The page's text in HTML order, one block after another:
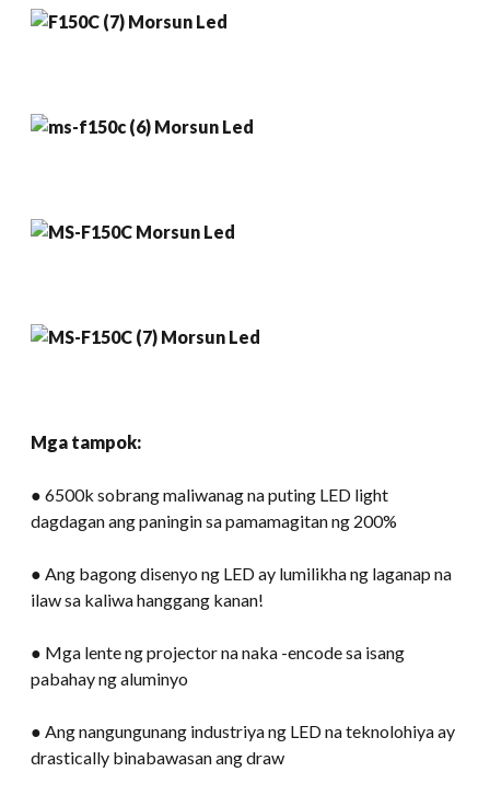
Mga tampok:
● 6500k sobrang maliwanag na puting LED light
dagdagan ang paningin sa pamamagitan ng 200%
● Ang bagong disenyo ng LED ay lumilikha ng laganap na
ilaw sa kaliwa hanggang kanan!
● Mga lente ng projector na naka -encode sa isang
pabahay ng aluminyo
● Ang nangungunang industriya ng LED na teknolohiya ay
drastically binabawasan ang draw